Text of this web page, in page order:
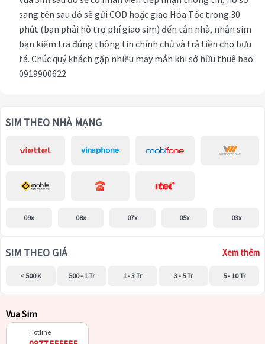
sang tên sau đó sẽ gửi COD hoặc giao Hỏa Tốc trong 30
phút (bạn phải hỗ trợ phí giao sim) đến tận nhà, nhận sim
bạn kiểm tra đúng thông tin chính chủ và trả tiền cho bưu
tá. Chúc quý khách gặp nhiều may mắn khi sở hữu thuê bao
0919900622
SIM THEO NHÀ MẠNG
09x 08x 07x 05x 03x
SIM THEO GIÁ Xem thêm
< 500 K 500 - 1 Tr 1 - 3 Tr 3 - 5 Tr 5 - 10 Tr
Vua Sim
Hotline